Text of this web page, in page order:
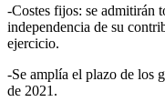
-Costes fijos: se admitirán
independencia de su
ejercicio.
-Se amplía el plazo de los
de 2021.